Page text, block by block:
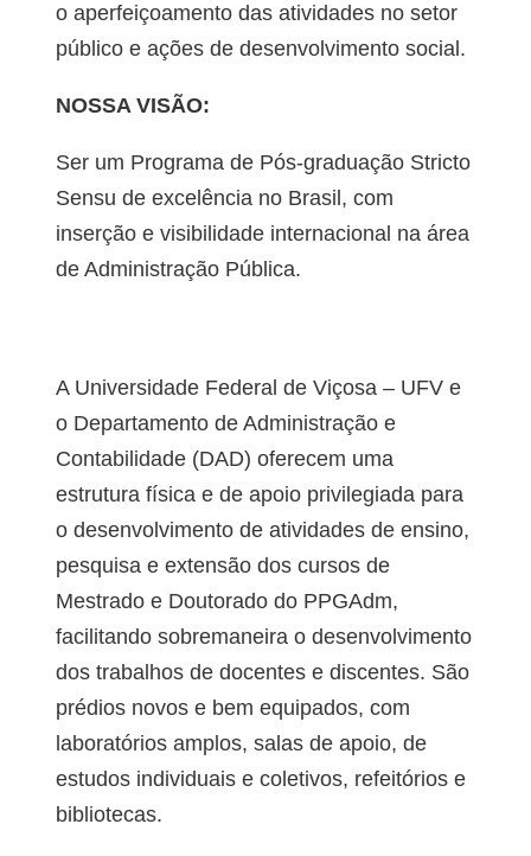
o aperfeiçoamento das atividades no setor
público e ações de desenvolvimento social.
NOSSA VISÃO:
Ser um Programa de Pós-graduação Stricto
Sensu de excelência no Brasil, com
inserção e visibilidade internacional na área
de Administração Pública.
A Universidade Federal de Viçosa – UFV e
o Departamento de Administração e
Contabilidade (DAD) oferecem uma
estrutura física e de apoio privilegiada para
o desenvolvimento de atividades de ensino,
pesquisa e extensão dos cursos de
Mestrado e Doutorado do PPGAdm,
facilitando sobremaneira o desenvolvimento
dos trabalhos de docentes e discentes. São
prédios novos e bem equipados, com
laboratórios amplos, salas de apoio, de
estudos individuais e coletivos, refeitórios e
bibliotecas.